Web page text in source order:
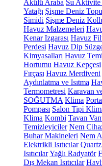
Akülü Araba Su
Yatağı Şişme Deniz Topu
Simidi Şişme Deniz
Havuz Malzemeleri
Kenar Izgarası Havuz
Perdesi Havuz Dip
Kimyasalları Havuz
Hortumu Havuz Kepçesi
Fırçası Havuz Merdiveni
Aydınlatma ve Isıtma
Termometresi Karavan
SOĞUTMA Klima
Pompası Salon Tipi
Klima Kombi Tavan
Temizleyiciler Nem
Buhar Makineleri Nem
Elektrikli Isıtıcılar Quartz
IsıtıcılarYağlı Radyatör
Dış Mekan Isıtıcılar